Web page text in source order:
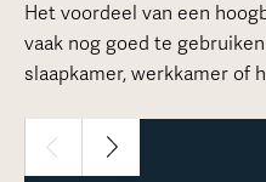
Het voordeel van een
vaak nog goed te
slaapkamer, werkkamer of